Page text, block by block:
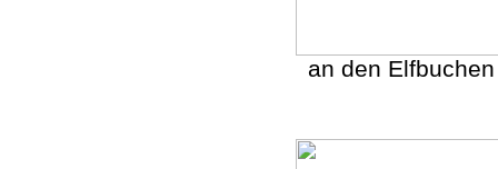
an den